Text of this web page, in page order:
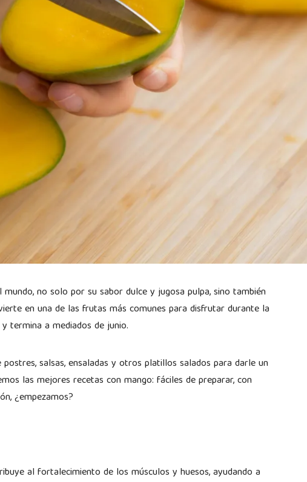
no solo por su sabor dulce y jugosa pulpa, sino también
en una de las frutas más comunes para disfrutar durante la
termina a mediados de junio.
salsas, ensaladas y otros platillos salados para darle un
las mejores recetas con mango: fáciles de preparar, con
¿empezamos?
al fortalecimiento de los músculos y huesos, ayudando a